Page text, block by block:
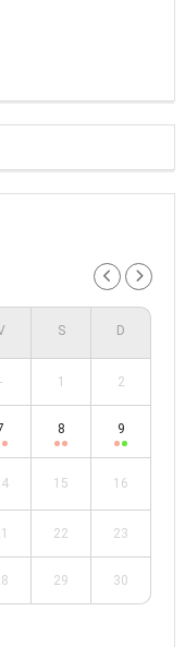
- 1 2
8 9
15 16
22 23
29 30